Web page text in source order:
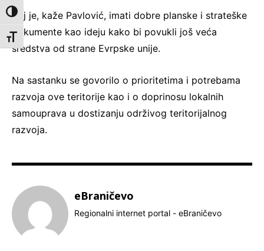
Toggle High Contrast
Toggle Font size
Cilj je, kaže Pavlović, imati dobre planske i strateške
dokumente kao ideju kako bi povukli još veća
sredstva od strane Evrpske unije.
Na sastanku se govorilo o prioritetima i potrebama
razvoja ove teritorije kao i o doprinosu lokalnih
samouprava u dostizanju održivog teritorijalnog
razvoja.
eBraničevo
Regionalni internet portal - eBraničevo